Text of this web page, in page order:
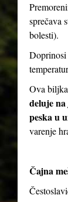
sprečava
bolesti).
Doprinosi
Ova biljka
deluje
peska u
varenje
Čajna